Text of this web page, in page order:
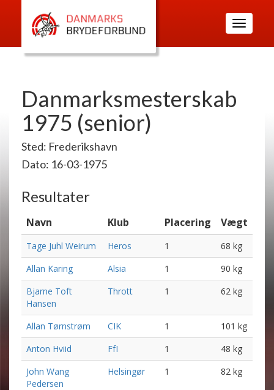
Toggle
navigation
Danmarksmesterskab
1975 (senior)
Sted: Frederikshavn
Dato: 16-03-1975
Resultater
Navn Klub Placering Vægt
Tage Juhl Weirum Heros 1
68 kg
Allan Karing
Alsia 1
90 kg
Bjarne Toft
Hansen
Thrott 1 62 kg
Allan Tørnstrøm CIK 1
101 kg
Anton Hviid
FfI 1
48 kg
John Wang
Pedersen
Helsingør 1 82 kg